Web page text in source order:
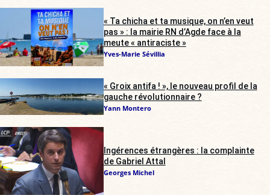
« Ta chicha et ta musique, on n’en veut
pas » : la mairie RN d’Agde face à la
meute « antiraciste »
Yves-Marie Sévillia
« Groix antifa ! », le nouveau profil de la
gauche révolutionnaire ?
Yann Montero
Ingérences étrangères : la complainte
de Gabriel Attal
Georges Michel